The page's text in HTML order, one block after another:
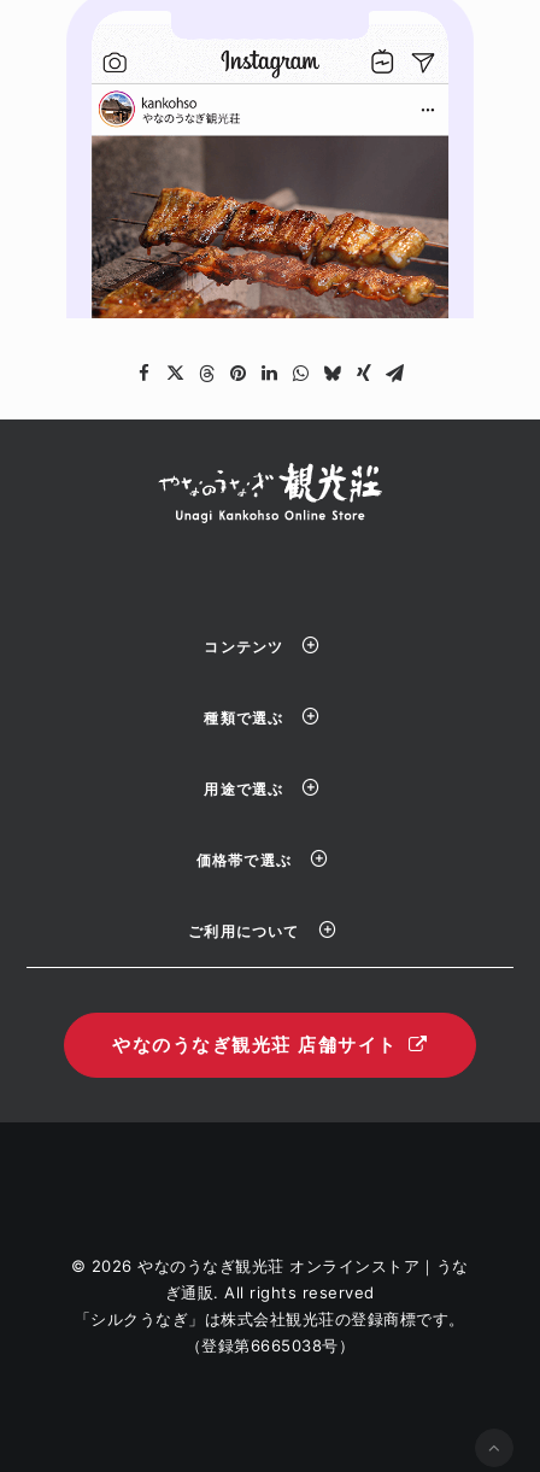
コンテンツ
種類で選ぶ
用途で選ぶ
価格帯で選ぶ
ご利用について
やなのうなぎ観光荘 店舗サイト
© 2026 やなのうなぎ観光荘 オンラインストア｜うな
ぎ通販. All rights reserved
「シルクうなぎ」は株式会社観光荘の登録商標です。
（登録第6665038号）